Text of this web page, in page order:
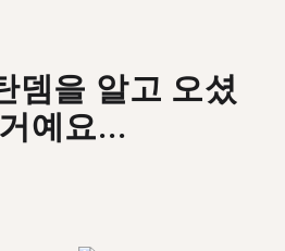
뎀을 알고 오셨
예요...